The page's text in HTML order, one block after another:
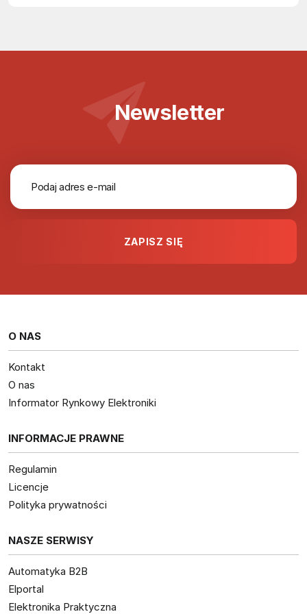
Newsletter
O NAS
Kontakt
O nas
Informator Rynkowy Elektroniki
INFORMACJE PRAWNE
Regulamin
Licencje
Polityka prywatności
NASZE SERWISY
Automatyka B2B
Elportal
Elektronika Praktyczna